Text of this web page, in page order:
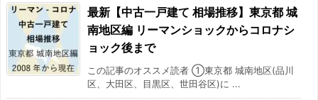
2016/10 6.6%
2016/11 3.6%
2016/12 14.4%
最新【中古一戸建て 相場推移】東京都 城
南地区編 リーマンショックからコロナシ
ョック後まで
この記事のオススメ読者 ①東京都 城南地区(品川
区、大田区、目黒区、世田谷区)に ...